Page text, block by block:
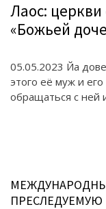
Лаос:
«Божьей
05.05.2023 Йа
этого её муж и
обращаться с ней
ПРЕСЛЕДУЕМУЮ